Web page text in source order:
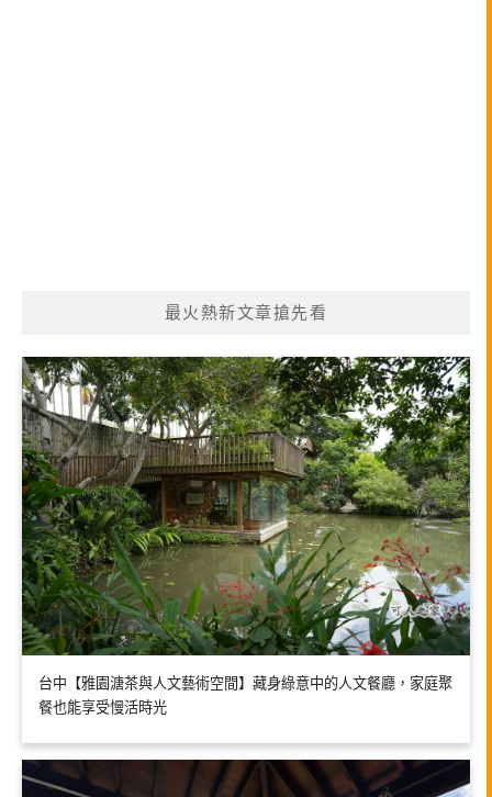
最火熱新文章搶先看
台中【雅園溏茶與人文藝術空間】藏身綠意中的人文餐廳，家庭聚
餐也能享受慢活時光